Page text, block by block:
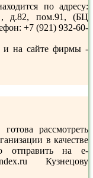
по адресу:
, д.82, пом.91, (БЦ
+7 (921) 932-60-
и на сайте фирмы -
рассмотреть
в качестве
отправить на e-
Кузнецову